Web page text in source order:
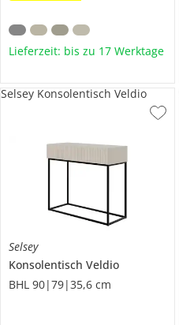
Lieferzeit: bis zu 17 Werktage
Selsey
Konsolentisch Veldio
BHL 90|79|35,6 cm
Selsey Konsolentisch Veldio